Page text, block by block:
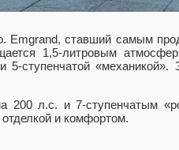
Emgrand, ставший самым
1,5-литровым
5-ступенчатой «механикой».
200 л.с. и 7-ступенчатым
и комфортом.